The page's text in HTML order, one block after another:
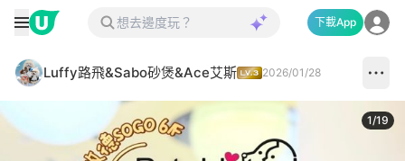
下載App
Luffy路飛&Sabo砂煲&Ace艾斯 2026/01/28
1/19